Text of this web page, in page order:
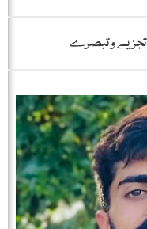
تجزیے و تبصرے